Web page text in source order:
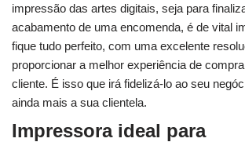
impressão das artes digitais, seja para
acabamento de uma encomenda, é de vital
fique tudo perfeito, com uma excelente
proporcionar a melhor experiência de
cliente. É isso que irá fidelizá-lo ao seu
ainda mais a sua clientela.
Impressora ideal para